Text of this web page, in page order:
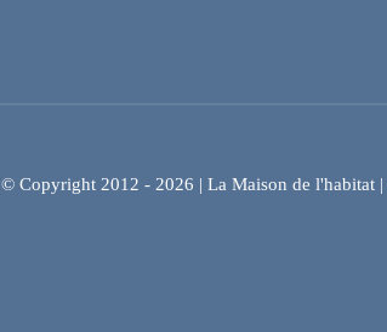
© Copyright 2012 - 2026 | La Maison de l'habitat |